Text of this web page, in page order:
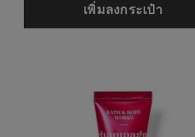
เพิ่มลงกระเป๋า